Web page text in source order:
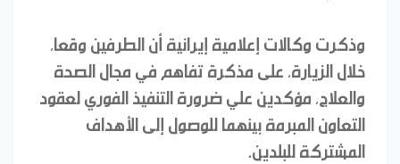
وذكرت وكالات إعلامية إيرانية أن الطرفين وقعا،
خلال الزيارة، على مذكرة تفاهم في مجال الصحة
والعلاج، مؤكدين علي ضرورة التنفيذ الفوري لعقود
التعاون المبرمة بينهما للوصول إلى الأهداف
المشتركة للبلدين.